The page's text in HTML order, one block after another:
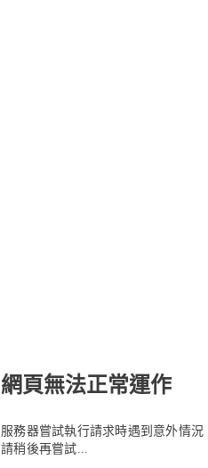
網頁無法正常運作
服務器嘗試執行請求時遇到意外情況
請稍後再嘗試...